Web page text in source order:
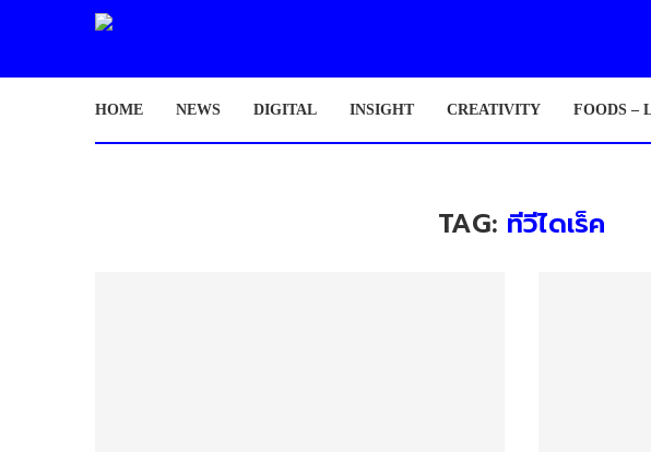
HOME NEWS DIGITAL INSIGHT CREATIVITY FOODS –
TAG: ทีวีไดเร็ค